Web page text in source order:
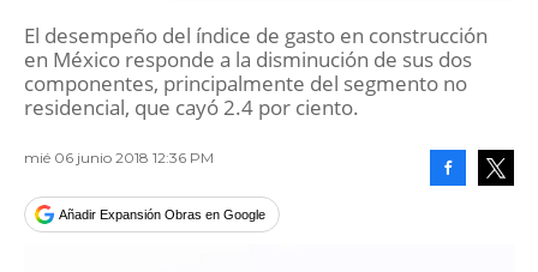
El desempeño del índice de gasto en construcción
en México responde a la disminución de sus dos
componentes, principalmente del segmento no
residencial, que cayó 2.4 por ciento.
mié 06 junio 2018 12:36 PM
Añadir Expansión Obras en Google